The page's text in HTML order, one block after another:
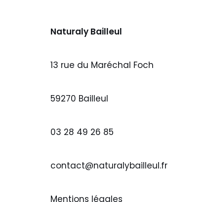
Naturaly Bailleul
13 rue du Maréchal Foch
59270 Bailleul
03 28 49 26 85
contact@naturalybailleul.fr
Mentions légales